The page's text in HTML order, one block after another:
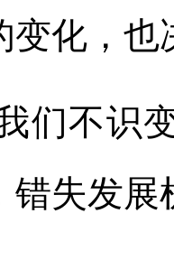
变化，也
们不识
错失发展